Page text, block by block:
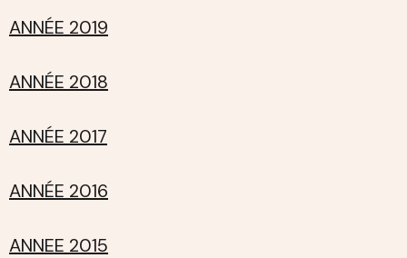
ANNÉE 2019
ANNÉE 2018
ANNÉE 2017
ANNÉE 2016
ANNEE 2015